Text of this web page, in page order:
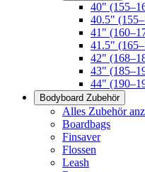
40"
40.5"
41"
41.5"
42"
43"
44"
Bodyboard Zubehör
Alles Zubehör
Boardbags
Finsaver
Flossen
Leash